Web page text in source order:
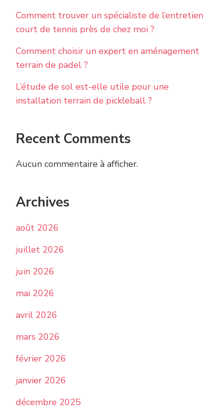
Comment trouver un spécialiste de l’entretien
court de tennis près de chez moi ?
Comment choisir un expert en aménagement
terrain de padel ?
L’étude de sol est-elle utile pour une
installation terrain de pickleball ?
Recent Comments
Aucun commentaire à afficher.
Archives
août 2026
juillet 2026
juin 2026
mai 2026
avril 2026
mars 2026
février 2026
janvier 2026
décembre 2025